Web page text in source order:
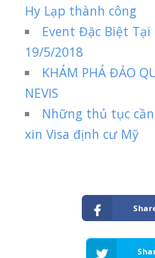
Hy Lạp thành công
Event Đặc Biệt Tại
19/5/2018
KHÁM PHÁ ĐẢO
NEVIS
Những thủ tục
xin Visa định cư Mỹ